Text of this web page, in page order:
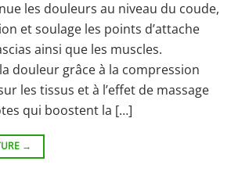
les douleurs au niveau du coude,
et soulage les points d’attache
ainsi que les muscles.
douleur grâce à la compression
les tissus et à l’effet de massage
qui boostent la […]
→